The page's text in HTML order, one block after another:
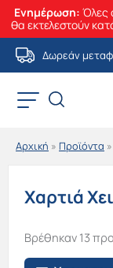
Ενημέρωση: Όλες
θα εκτελεστούν
Μετάβαση
στο
περιεχόμενο
Δωρεάν
Αρχική » Προϊόντα »
Χαρτιά
Βρέθηκαν 13